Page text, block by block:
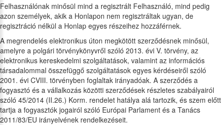
Felhasználónak minősül mind a regisztrált Felhasználó, mind pedig
azon személyek, akik a Honlapon nem regisztráltak ugyan, de
regisztráció nélkül a Honlap egyes részeihez hozzáférnek.
A megrendelés elektronikus úton megkötött szerződésnek minősül,
amelyre a polgári törvénykönyvről szóló 2013. évi V. törvény, az
elektronikus kereskedelmi szolgáltatások, valamint az információs
társadalommal összefüggő szolgáltatások egyes kérdéseiről szóló
2001. évi CVIII. törvényben foglaltak irányadóak. A szerződés a
fogyasztó és a vállalkozás közötti szerződések részletes szabályairól
szóló 45/2014 (II.26.) Korm. rendelet hatálya alá tartozik, és szem előtt
tartja a fogyasztók jogairól szóló Európai Parlament és a Tanács
2011/83/EU irányelvének rendelkezéseit.